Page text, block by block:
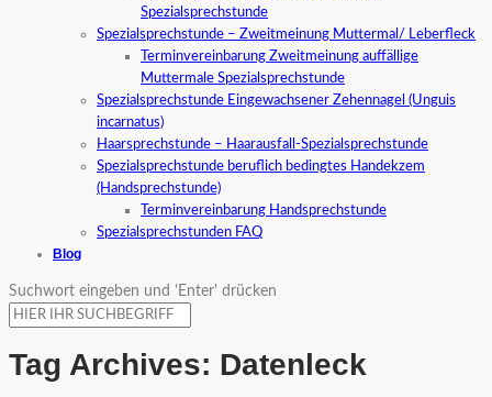
Spezialsprechstunde
Spezialsprechstunde – Zweitmeinung Muttermal/ Leberfleck
Terminvereinbarung Zweitmeinung auffällige
Muttermale Spezialsprechstunde
Spezialsprechstunde Eingewachsener Zehennagel (Unguis
incarnatus)
Haarsprechstunde – Haarausfall-Spezialsprechstunde
Spezialsprechstunde beruflich bedingtes Handekzem
(Handsprechstunde)
Terminvereinbarung Handsprechstunde
Spezialsprechstunden FAQ
Blog
Suchwort eingeben und 'Enter' drücken
Tag Archives: Datenleck